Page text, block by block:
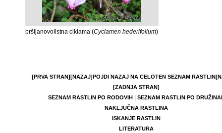
bršljanovolistna ciklama (Cyclamen hederifolium)
[PRVA STRAN][NAZAJ]POJDI NAZAJ NA CELOTEN SEZNAM RASTLIN
[ZADNJA STRAN]
SEZNAM RASTLIN PO RODOVIH|
SEZNAM RASTLIN PO
NAKLJUČNA RASTLINA
ISKANJE RASTLIN
LITERATURA